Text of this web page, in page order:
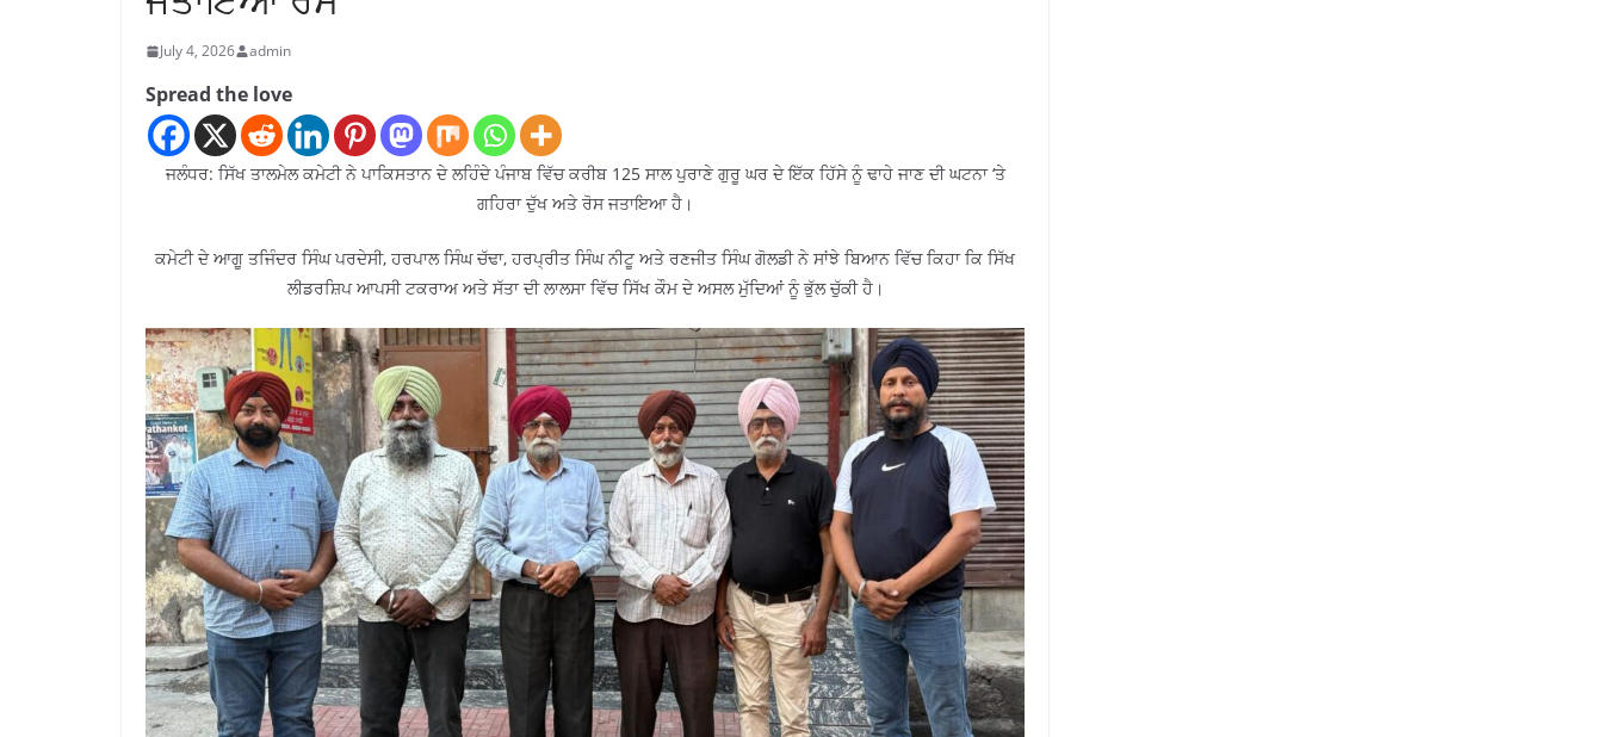
July 4, 2026 admin
Spread the love
ਜਲੰਧਰ: ਸਿੱਖ ਤਾਲਮੇਲ ਕਮੇਟੀ ਨੇ ਪਾਕਿਸਤਾਨ ਦੇ ਲਹਿੰਦੇ ਪੰਜਾਬ ਵਿੱਚ ਕਰੀਬ 125 ਸਾਲ ਪੁਰਾਣੇ ਗੁਰੂ ਘਰ ਦੇ ਇੱਕ ਹਿੱਸੇ ਨੂੰ ਢਾਹੇ ਜਾਣ ਦੀ ਘਟਨਾ ‘ਤੇ
ਗਹਿਰਾ ਦੁੱਖ ਅਤੇ ਰੋਸ ਜਤਾਇਆ ਹੈ।
ਕਮੇਟੀ ਦੇ ਆਗੂ ਤਜਿੰਦਰ ਸਿੰਘ ਪਰਦੇਸੀ, ਹਰਪਾਲ ਸਿੰਘ ਚੱਢਾ, ਹਰਪ੍ਰੀਤ ਸਿੰਘ ਨੀਟੂ ਅਤੇ ਰਣਜੀਤ ਸਿੰਘ ਗੋਲਡੀ ਨੇ ਸਾਂਝੇ ਬਿਆਨ ਵਿੱਚ ਕਿਹਾ ਕਿ ਸਿੱਖ
ਲੀਡਰਸ਼ਿਪ ਆਪਸੀ ਟਕਰਾਅ ਅਤੇ ਸੱਤਾ ਦੀ ਲਾਲਸਾ ਵਿੱਚ ਸਿੱਖ ਕੌਮ ਦੇ ਅਸਲ ਮੁੱਦਿਆਂ ਨੂੰ ਭੁੱਲ ਚੁੱਕੀ ਹੈ।